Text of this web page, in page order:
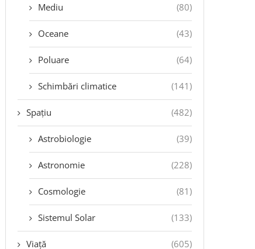
Mediu (80)
Oceane (43)
Poluare (64)
Schimbări climatice (141)
Spațiu (482)
Astrobiologie (39)
Astronomie (228)
Cosmologie (81)
Sistemul Solar (133)
Viață (605)